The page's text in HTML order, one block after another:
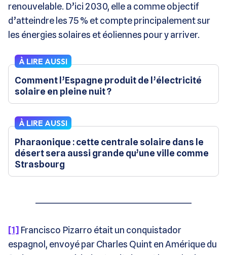
renouvelable. D’ici 2030, elle a comme objectif
d’atteindre les 75 % et compte principalement sur
les énergies solaires et éoliennes pour y arriver.
À LIRE AUSSI
Comment l’Espagne produit de l’électricité
solaire en pleine nuit ?
À LIRE AUSSI
Pharaonique : cette centrale solaire dans le
désert sera aussi grande qu’une ville comme
Strasbourg
____________________________________________
[1] Francisco Pizarro était un conquistador
espagnol, envoyé par Charles Quint en Amérique du